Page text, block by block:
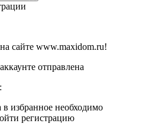
сайте www.maxidom.ru!
отправлена
в избранное необходимо
регистрацию